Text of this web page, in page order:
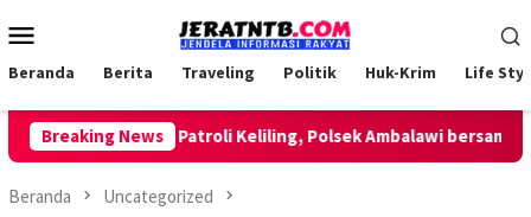
ke
Mobile
Beranda Berita Traveling Politik Huk-Krim Life
Breaking News
Lakukan Patroli Keliling, Polsek Ambalawi bersama TNI
Beranda Uncategorized